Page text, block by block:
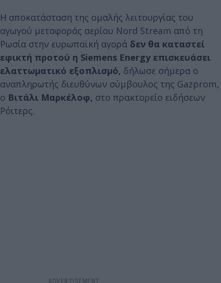
Η αποκατάσταση της ομαλής λειτουργίας του
αγωγού μεταφοράς αερίου Nord Stream από τη
Ρωσία στην ευρωπαϊκή αγορά δεν θα καταστεί
εφικτή προτού η Siemens Energy επισκευάσει
ελαττωματικό εξοπλισμό, δήλωσε σήμερα ο
αναπληρωτής διευθύνων σύμβουλος της Gazprom,
ο Βιτάλι Μαρκέλοφ, στο πρακτορείο ειδήσεων
Ρόιτερς.